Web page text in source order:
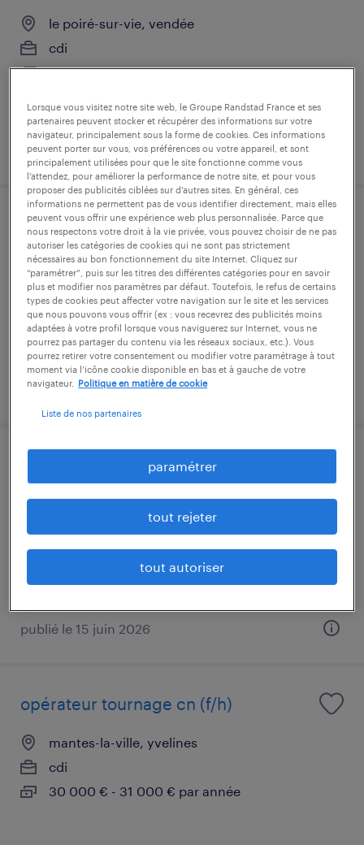
le poiré-sur-vie, vendée
cdi
13,00 € par heure
publié le 7 juillet 2026
tourneur-régleur cn h/f
chanoz-châtenay, ain
cdi
27 000 € - 33 000 € par année
publié le 24 juin 2026
tourneur cn et traditionnel h/f
dannemarie-sur-crète, doubs
31 000 € - 38 000 € par année
publié le 15 juin 2026
opérateur tournage cn (f/h)
mantes-la-ville, yvelines
cdi
30 000 € - 31 000 € par année
Lorsque vous visitez notre site web, le Groupe Randstad France et ses
partenaires peuvent stocker et récupérer des informations sur votre
navigateur, principalement sous la forme de cookies. Ces informations
peuvent porter sur vous, vos préférences ou votre appareil, et sont
principalement utilisées pour que le site fonctionne comme vous
l’attendez, pour améliorer la performance de notre site, et pour vous
proposer des publicités ciblées sur d’autres sites. En général, ces
informations ne permettent pas de vous identifier directement, mais elles
peuvent vous offrir une expérience web plus personnalisée. Parce que
nous respectons votre droit à la vie privée, vous pouvez choisir de ne pas
autoriser les catégories de cookies qui ne sont pas strictement
nécessaires au bon fonctionnement du site Internet. Cliquez sur
“paramétrer”, puis sur les titres des différentes catégories pour en savoir
plus et modifier nos paramètres par défaut. Toutefois, le refus de certains
types de cookies peut affecter votre navigation sur le site et les services
que nous pouvons vous offrir (ex : vous recevrez des publicités moins
adaptées à votre profil lorsque vous naviguerez sur Internet, vous ne
pourrez pas partager du contenu via les réseaux sociaux, etc.). Vous
pourrez retirer votre consentement ou modifier votre paramétrage à tout
moment via l’icône cookie disponible en bas et à gauche de votre
navigateur.
Politique en matière de cookie
Liste de nos partenaires
paramétrer
tout rejeter
tout autoriser